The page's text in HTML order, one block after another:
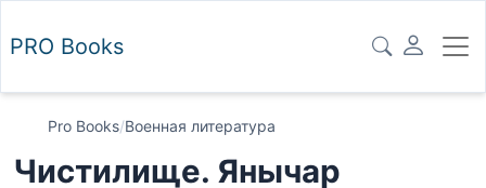
PRO Books
Pro Books/Военная литература
Чистилище. Янычар